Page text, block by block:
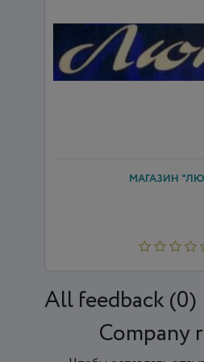
МАГАЗИН
All feedback (0)
Company